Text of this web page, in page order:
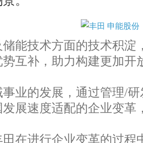
能技术方面的技术积
互补，助力构建更加开
业的发展，通过管理/
展速度适配的企业变革
在进行企业变革的过程